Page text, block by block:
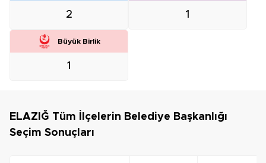
2 1
Büyük Birlik
1
ELAZIĞ Tüm İlçelerin Belediye Başkanlığı
Seçim Sonuçları